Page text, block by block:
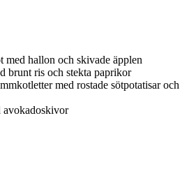
med hallon och skivade äpplen
brunt ris och stekta paprikor
med rostade sötpotatisar och
avokadoskivor